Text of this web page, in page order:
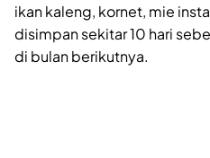
ikan kaleng, kornet, mie
disimpan sekitar 10 hari
di bulan berikutnya.